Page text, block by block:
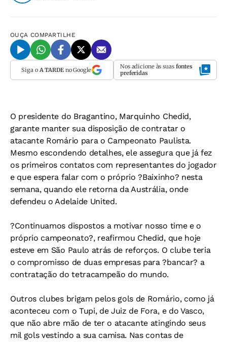
OUÇA COMPARTILHE
Siga o A TARDEno Google Nos adicione às suas fontes
preferidas
O presidente do Bragantino, Marquinho Chedid,
garante manter sua disposição de contratar o
atacante Romário para o Campeonato Paulista.
Mesmo escondendo detalhes, ele assegura que já fez
os primeiros contatos com representantes do jogador
e que espera falar com o próprio ?Baixinho? nesta
semana, quando ele retorna da Austrália, onde
defendeu o Adelaide United.
?Continuamos dispostos a motivar nosso time e o
próprio campeonato?, reafirmou Chedid, que hoje
esteve em São Paulo atrás de reforços. O clube teria
o compromisso de duas empresas para ?bancar? a
contratação do tetracampeão do mundo.
Outros clubes brigam pelos gols de Romário, como já
aconteceu com o Tupi, de Juiz de Fora, e do Vasco,
que não abre mão de ter o atacante atingindo seus
mil gols vestindo a sua camisa. Nas contas de